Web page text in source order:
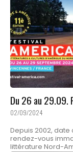
Du 26 au 29.09.
02/09/2024
Depuis 2002, date
rendez-vous
littérature Nord-